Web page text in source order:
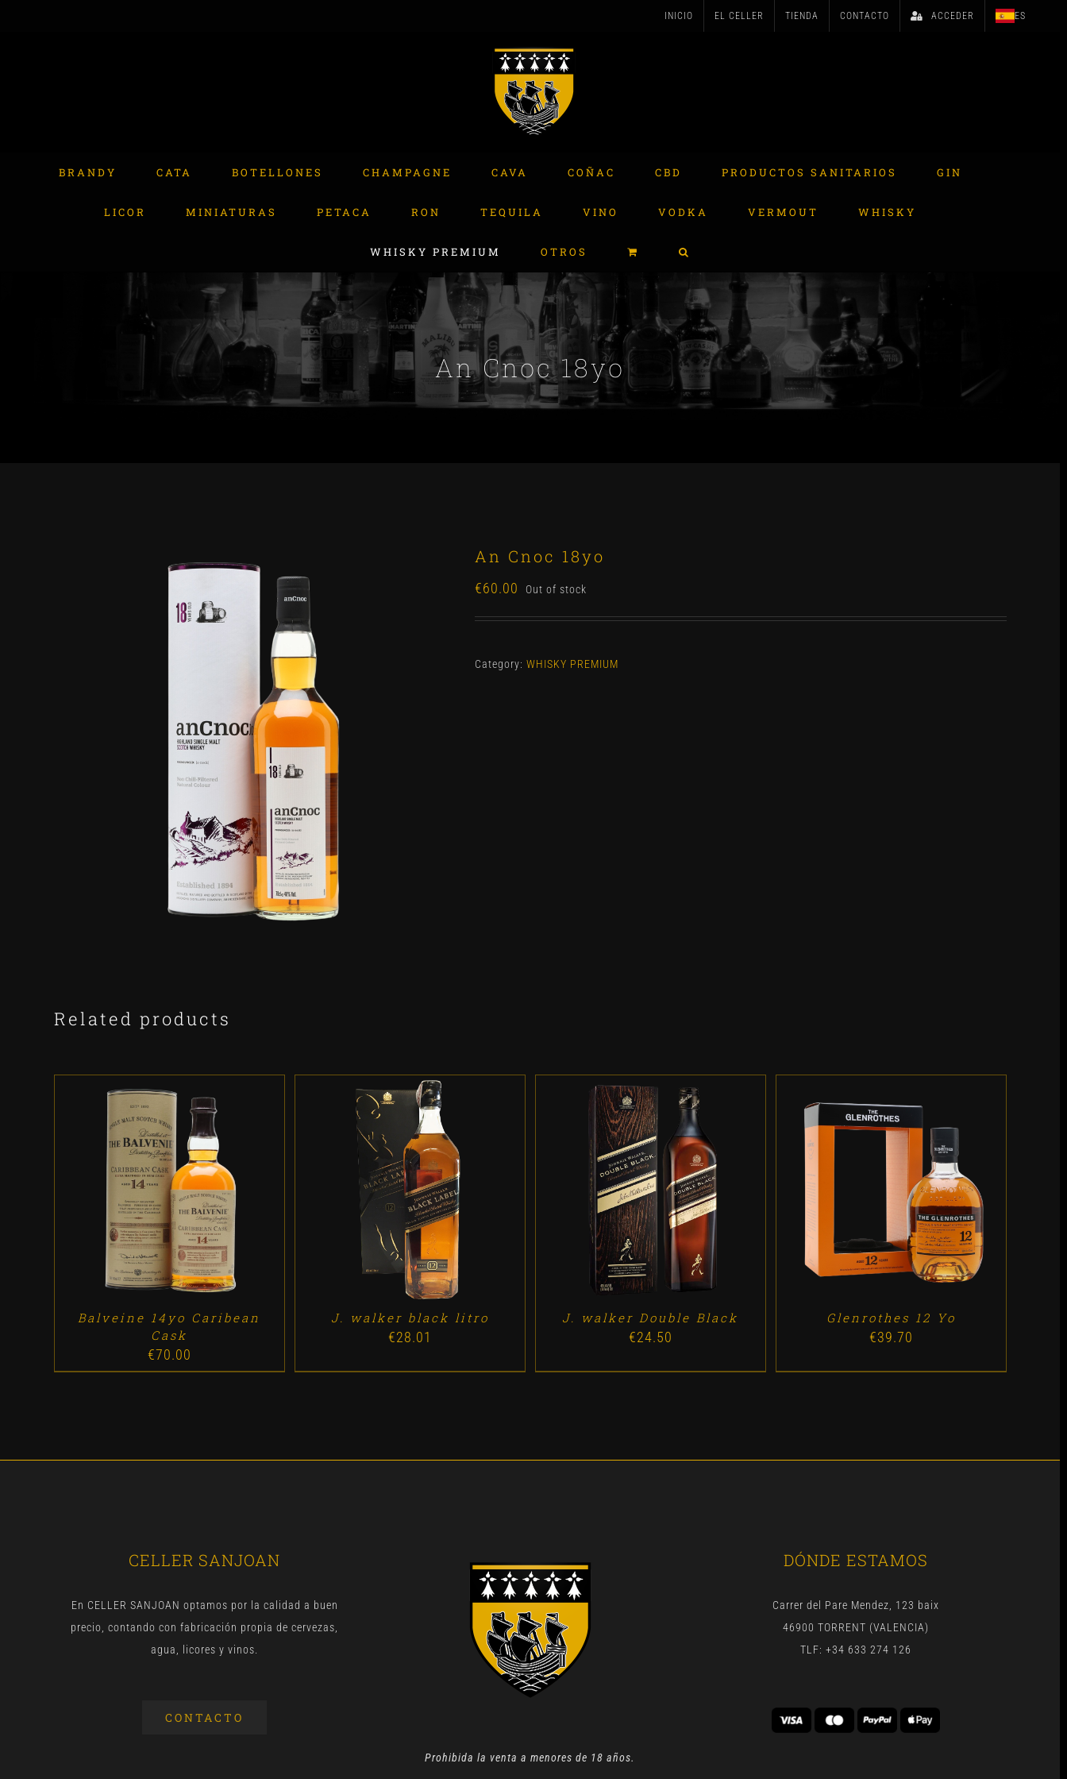
INICIO EL CELLER TIENDA CONTACTO ACCEDER ES
Buscar:BRANDY CATA BOTELLONES CHAMPAGNE CAVA COÑAC CBD PRODUCTOS SANITARIOS GIN
LICOR MINIATURAS PETACA RON TEQUILA VINO VODKA VERMOUT WHISKY
WHISKY PREMIUM OTROS
An Cnoc 18yo
An Cnoc 18yo
€60.00 Out of stock
Category: WHISKY PREMIUM
Related products
ADD TO CART / DETALLES
Balveine 14yo Caribean
Cask
€70.00
ADD TO CART / DETALLES
J. walker black litro
€28.01
ADD TO CART / DETALLES
J. walker Double Black
€24.50
DETALLES
Glenrothes 12 Yo
€39.70
CELLER SANJOAN
En CELLER SANJOAN optamos por la calidad a buen
precio, contando con fabricación propia de cervezas,
agua, licores y vinos.
CONTACTO
Prohibida la venta a menores de 18 años.
DÓNDE ESTAMOS
Carrer del Pare Mendez, 123 baix
46900 TORRENT (VALENCIA)
TLF: +34 633 274 126